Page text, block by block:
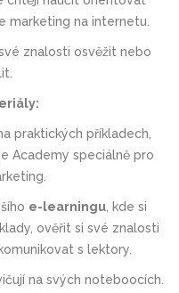
marketing na internetu.
znalosti osvěžit nebo
praktických příkladech,
Academy speciálně pro
e-learningu, kde si
ověřit si své znalosti
s lektory.
na svých noteboocích.